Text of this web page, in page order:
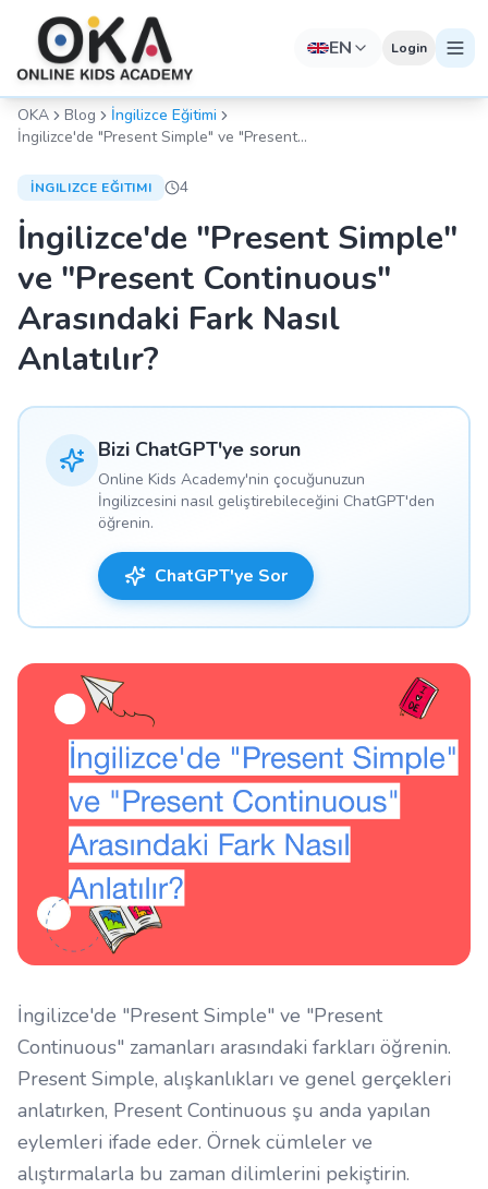
EN Login
OKA Blog
İngilizce Eğitimi
İngilizce'de "Present Simple" ve "Present
İNGILIZCE EĞITIMI 4
İngilizce'de "Present Simple"
ve "Present Continuous"
Arasındaki Fark Nasıl
Anlatılır?
Bizi ChatGPT'ye sorun
Online Kids Academy'nin çocuğunuzun
İngilizcesini nasıl geliştirebileceğini ChatGPT'den
öğrenin.
ChatGPT'ye Sor
İngilizce'de "Present Simple" ve "Present
Continuous" zamanları arasındaki farkları öğrenin.
Present Simple, alışkanlıkları ve genel gerçekleri
anlatırken, Present Continuous şu anda yapılan
eylemleri ifade eder. Örnek cümleler ve
alıştırmalarla bu zaman dilimlerini pekiştirin.